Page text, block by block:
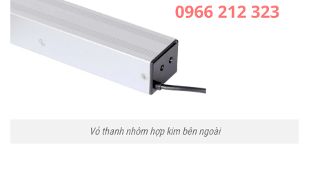
Vỏ thanh nhôm hợp kim bên ngoài